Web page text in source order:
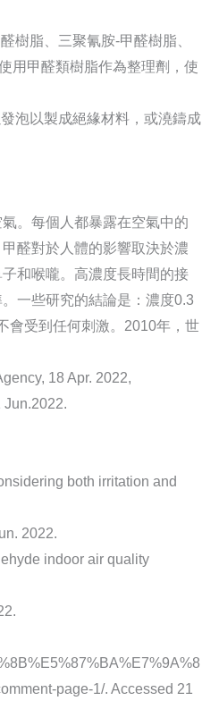
樹脂、三聚氰胺-甲醛樹脂、
用甲醛類樹脂作為整理劑，使
泡以製成絕緣材料，或澆鑄成
。每個人都暴露在空氣中的
醛對於人體的影響取決於濃
和喉嚨。高濃度長時間的接
一些研究的結論是：濃度0.3
會受到任何刺激。2010年，世
18 Apr. 2022,
Jun.2022.
both irritation and
2022.
indoor air quality
page-1/. Accessed 21